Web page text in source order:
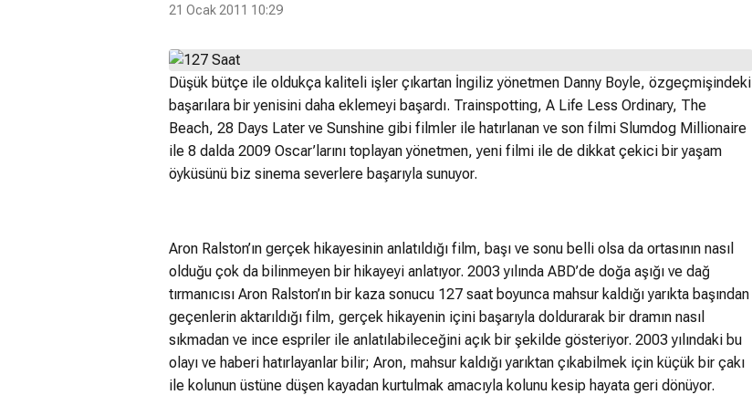
21 Ocak 2011 10:29
Düşük bütçe ile oldukça kaliteli işler çıkartan İngiliz yönetmen Danny Boyle, özgeçmişindeki
başarılara bir yenisini daha eklemeyi başardı. Trainspotting, A Life Less Ordinary, The
Beach, 28 Days Later ve Sunshine gibi filmler ile hatırlanan ve son filmi Slumdog Millionaire
ile 8 dalda 2009 Oscar’larını toplayan yönetmen, yeni filmi ile de dikkat çekici bir yaşam
öyküsünü biz sinema severlere başarıyla sunuyor.
Aron Ralston’ın gerçek hikayesinin anlatıldığı film, başı ve sonu belli olsa da ortasının nasıl
olduğu çok da bilinmeyen bir hikayeyi anlatıyor. 2003 yılında ABD’de doğa aşığı ve dağ
tırmanıcısı Aron Ralston’ın bir kaza sonucu 127 saat boyunca mahsur kaldığı yarıkta başından
geçenlerin aktarıldığı film, gerçek hikayenin içini başarıyla doldurarak bir dramın nasıl
sıkmadan ve ince espriler ile anlatılabileceğini açık bir şekilde gösteriyor. 2003 yılındaki bu
olayı ve haberi hatırlayanlar bilir; Aron, mahsur kaldığı yarıktan çıkabilmek için küçük bir çakı
ile kolunun üstüne düşen kayadan kurtulmak amacıyla kolunu kesip hayata geri dönüyor.